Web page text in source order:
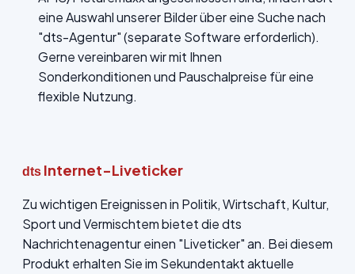
eine Auswahl unserer Bilder über eine Suche nach
"dts-Agentur" (separate Software erforderlich).
Gerne vereinbaren wir mit Ihnen
Sonderkonditionen und Pauschalpreise für eine
flexible Nutzung.
dts Internet-Liveticker
Zu wichtigen Ereignissen in Politik, Wirtschaft, Kultur,
Sport und Vermischtem bietet die dts
Nachrichtenagentur einen "Liveticker" an. Bei diesem
Produkt erhalten Sie im Sekundentakt aktuelle